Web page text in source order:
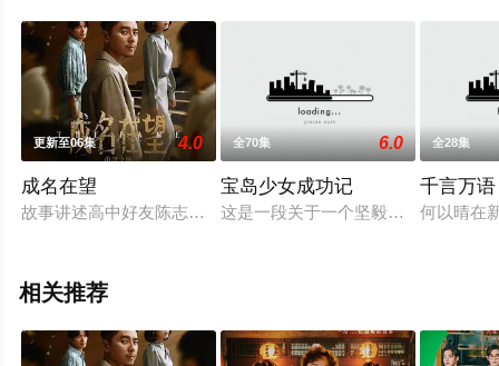
更新至06集 4.0
成名在望
故事讲述高中好友陈志伟（李国毅 饰）、罗冠豪（姚淳耀 饰）
全70集 6.0
宝岛少女成功记
这是一段关于一个坚毅的女孩，努力
全28集
千言万语
何以晴在
相关推荐